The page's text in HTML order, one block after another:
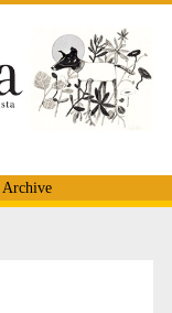
Archive